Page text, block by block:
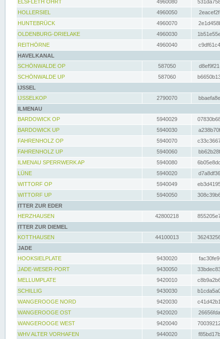
ELSFLETH OHRT
4960080
HOLLERSIEL
4960050
HUNTEBRÜCK
4960070
OLDENBURG-DRIELAKE
4960030
REITHÖRNE
4960040
HAVELKANAL
SCHÖNWALDE OP
587050
SCHÖNWALDE UP
587060
IJSSEL
IJSSELKOP
2790070
ILMENAU
BARDOWICK OP
5940029
BARDOWICK UP
5940030
FAHRENHOLZ OP
5940070
FAHRENHOLZ UP
5940060
ILMENAU SPERRWERK AP
5940080
LÜNE
5940020
WITTORF OP
5940049
WITTORF UP
5940050
ITTER ZUR EDER
HERZHAUSEN
42800218
ITTER ZUR DIEMEL
KOTTHAUSEN
44100013
JADE
HOOKSIELPLATE
9430020
JADE-WESER-PORT
9430050
MELLUMPLATE
9420010
SCHILLIG
9430030
WANGEROOGE NORD
9420030
WANGEROOGE OST
9420020
WANGEROOGE WEST
9420040
WHV ALTER VORHAFEN
9440020